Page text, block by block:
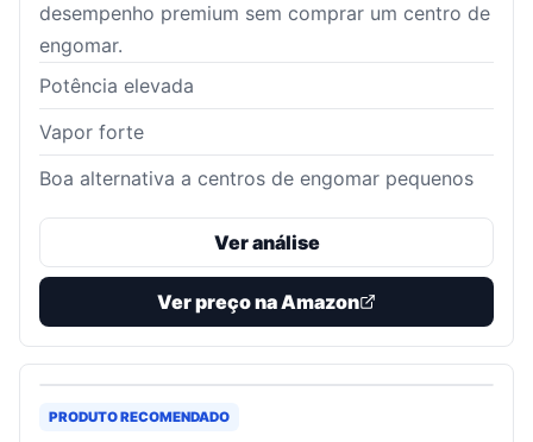
desempenho premium sem comprar um centro de
engomar.
Potência elevada
Vapor forte
Boa alternativa a centros de engomar pequenos
Ver análise
Ver preço na Amazon
PRODUTO RECOMENDADO